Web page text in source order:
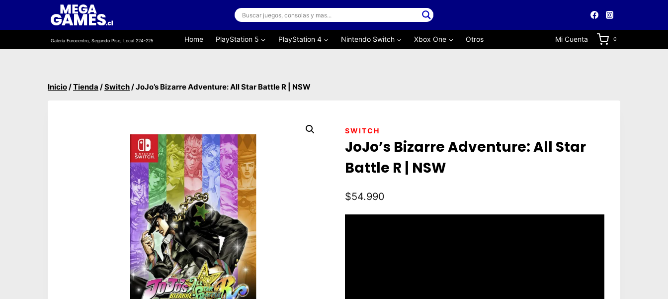
contenido
Galería Eurocentro, Segundo Piso, Local 224-225 Home PlayStation 5 PlayStation 4 Nintendo Switch Xbox One Otros Mi Cuenta 0
Inicio/Tienda /Switch/JoJo’s Bizarre Adventure: All Star Battle R | NSW
SWITCH
JoJo’s Bizarre Adventure: All Star
Battle R | NSW
$54.990